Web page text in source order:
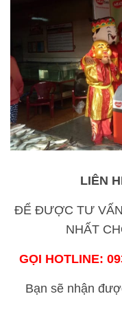
LIÊN
ĐỂ ĐƯỢC TƯ
NHẤT
GỌI HOTLINE:
Bạn sẽ nhận